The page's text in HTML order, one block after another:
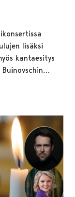
lisäksi
kantaesitys